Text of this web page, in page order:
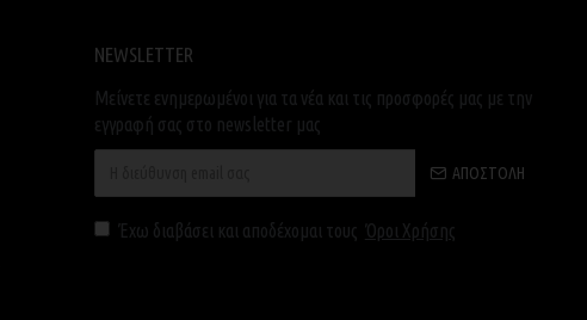
NEWSLETTER
Μείνετε ενημερωμένοι για τα νέα και τις προσφορές μας με την
εγγραφή σας στο newsletter μας
ΑΠΟΣΤΟΛΉ
Έχω διαβάσει και αποδέχομαι τους Όροι Χρήσης